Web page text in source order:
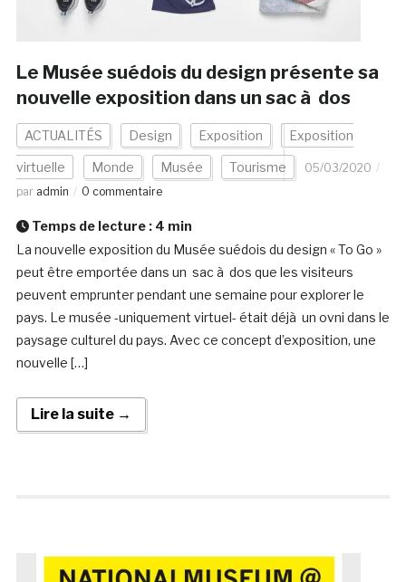
Le Musée suédois du design présente sa
nouvelle exposition dans un sac à dos
ACTUALITÉS Design Exposition Exposition
virtuelle Monde Musée Tourisme
05/03/2020
par admin 0 commentaire
Temps de lecture : 4 min
La nouvelle exposition du Musée suédois du design « To Go »
peut être emportée dans un sac à dos que les visiteurs
peuvent emprunter pendant une semaine pour explorer le
pays. Le musée -uniquement virtuel- était déjà un ovni dans le
paysage culturel du pays. Avec ce concept d’exposition, une
nouvelle […]
Lire la suite →